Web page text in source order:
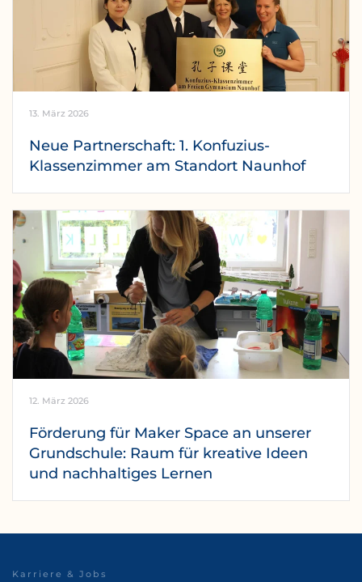
13. März 2026
Neue Partnerschaft: 1. Konfuzius-
Klassenzimmer am Standort Naunhof
12. März 2026
Förderung für Maker Space an unserer
Grundschule: Raum für kreative Ideen
und nachhaltiges Lernen
Karriere & Jobs